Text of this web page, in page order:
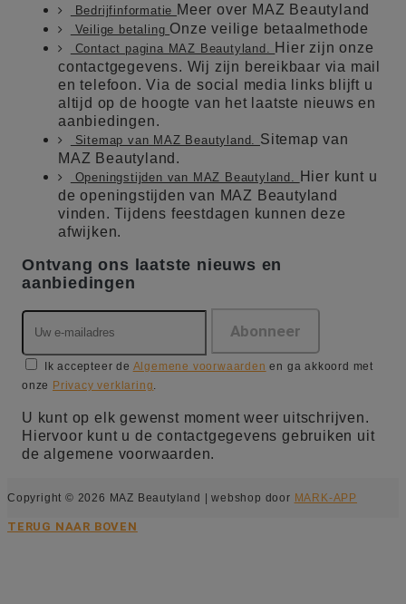
Bedrijfinformatie Meer over MAZ Beautyland
Veilige betaling Onze veilige betaalmethode
Contact pagina MAZ Beautyland. Hier zijn onze
contactgegevens. Wij zijn bereikbaar via mail
en telefoon. Via de social media links blijft u
altijd op de hoogte van het laatste nieuws en
aanbiedingen.
Sitemap van MAZ Beautyland. Sitemap van
MAZ Beautyland.
Openingstijden van MAZ Beautyland.
Hier kunt u
de openingstijden van MAZ Beautyland
vinden. Tijdens feestdagen kunnen deze
afwijken.
Ontvang ons laatste nieuws en
aanbiedingen
Ik accepteer de Algemene voorwaarden en ga akkoord met
onze Privacy verklaring
U kunt op elk gewenst moment weer uitschrijven.
Hiervoor kunt u de contactgegevens gebruiken uit
de algemene voorwaarden.
Copyright © 2026 MAZ Beautyland | webshop door MARK-APP
TERUG NAAR BOVEN